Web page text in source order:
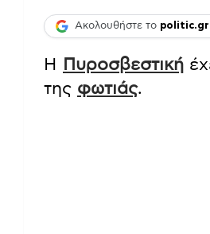
Ακολουθήστε το politic.gr
Η Πυροσβεστική
της φωτιάς.